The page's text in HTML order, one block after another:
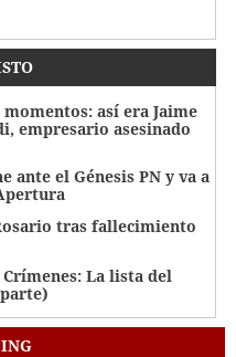
así era Jaime
empresario asesinado
ante el Génesis PN y va a
tras fallecimiento
La lista del